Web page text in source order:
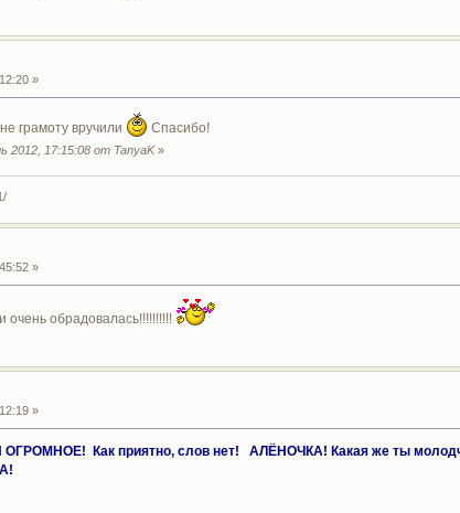
»
грамоту вручили Спасибо!
2012, 17:15:08 от TanyaK»
»
очень обрадовалась!!!!!!!!!!
»
Как приятно, слов нет! АЛЁНОЧКА! Какая же ты